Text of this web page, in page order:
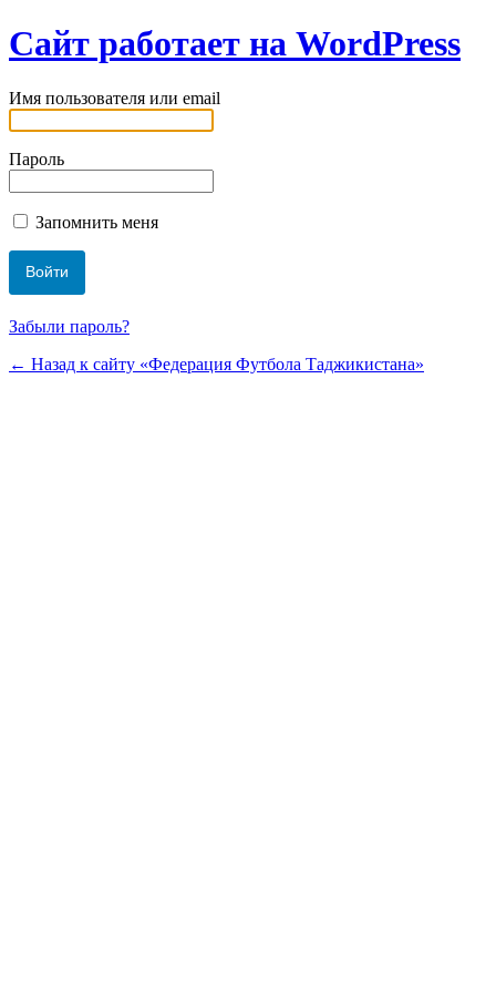
Сайт работает на WordPress
Имя пользователя или email
Пароль
Запомнить меня
Забыли пароль?
← Назад к сайту «Федерация Футбола Таджикистана»